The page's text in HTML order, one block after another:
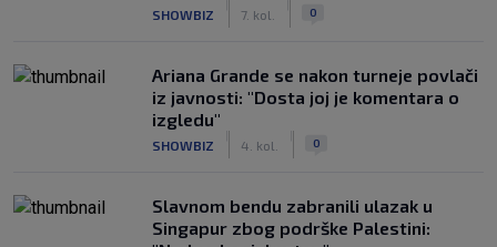
SHOWBIZ 7. kol. 0
Ariana Grande se nakon turneje povlači
iz javnosti: "Dosta joj je komentara o
izgledu"
SHOWBIZ 4. kol. 0
Slavnom bendu zabranili ulazak u
Singapur zbog podrške Palestini: